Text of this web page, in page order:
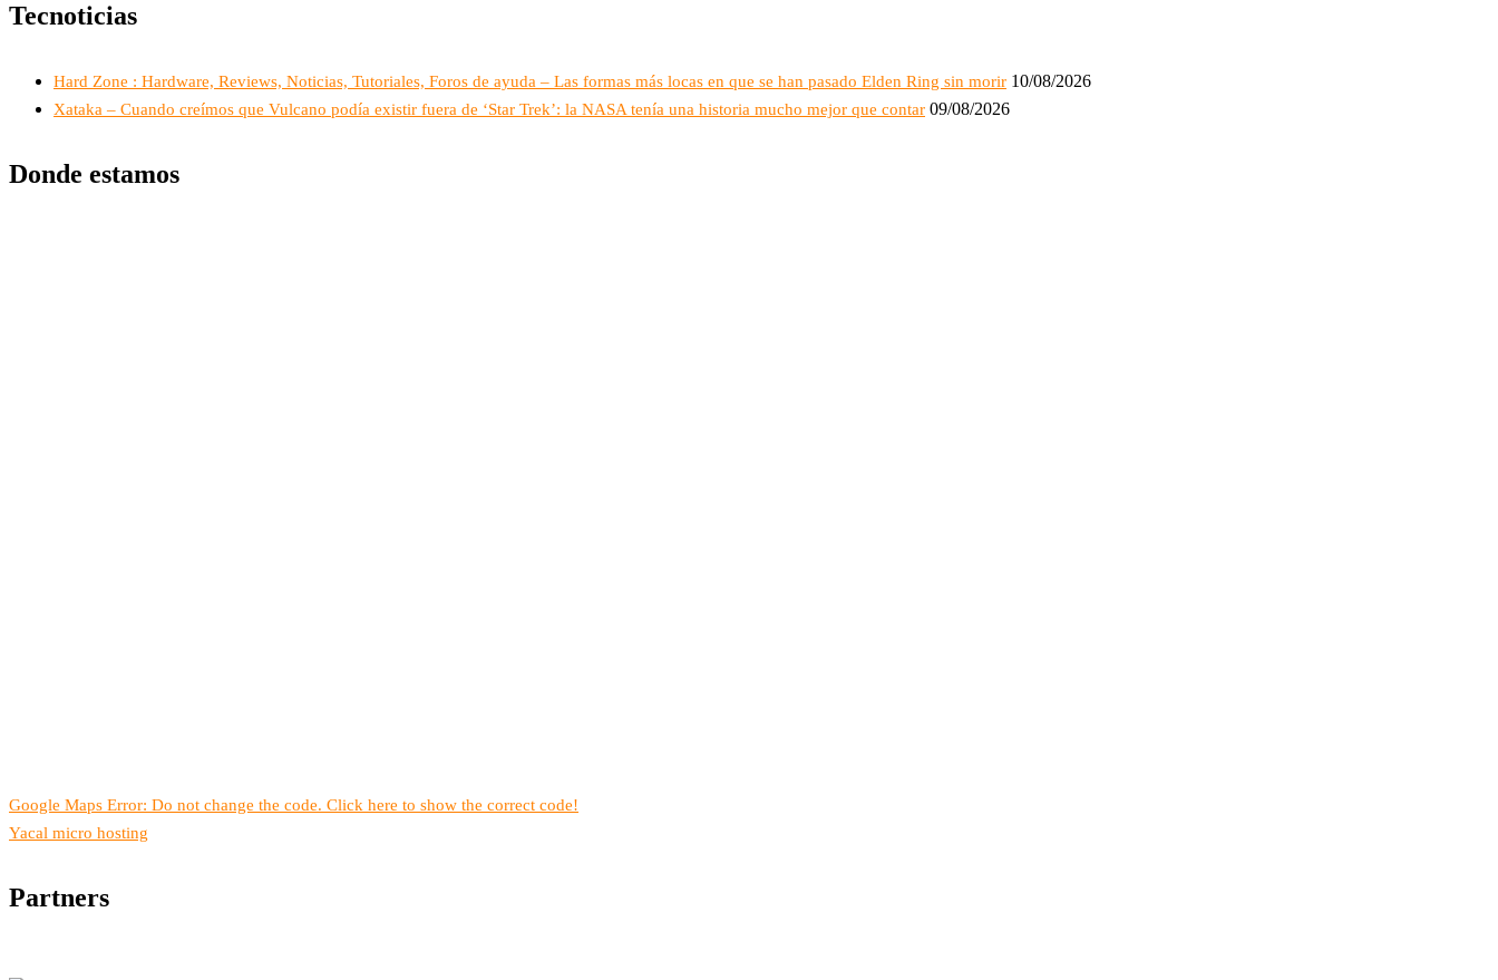
Tecnoticias
Hard Zone : Hardware, Reviews, Noticias, Tutoriales, Foros de ayuda – Las formas más locas en que se han pasado Elden Ring sin morir 10/08/2026
Xataka – Cuando creímos que Vulcano podía existir fuera de ‘Star Trek’: la NASA tenía una historia mucho mejor que contar 09/08/2026
Donde estamos
Google Maps Error: Do not change the code. Click here to show the correct code!
Yacal micro hosting
Partners